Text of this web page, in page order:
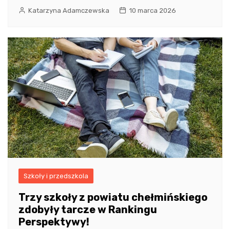
Katarzyna Adamczewska 10 marca 2026
Szkoły i przedszkola
Trzy szkoły z powiatu chełmińskiego
zdobyły tarcze w Rankingu
Perspektywy!